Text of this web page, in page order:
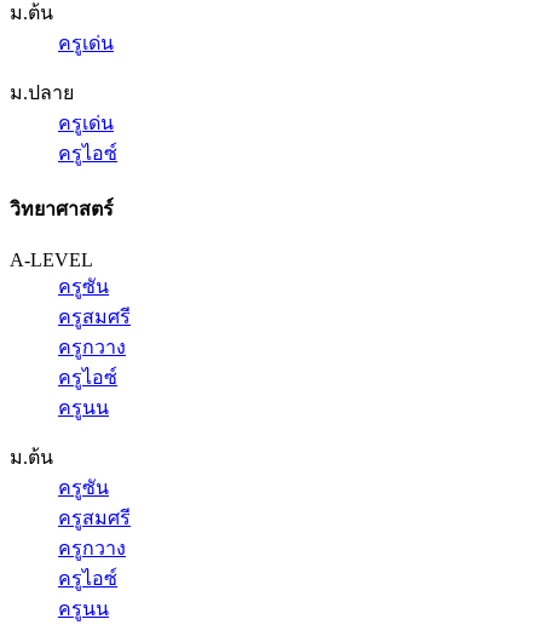
ม.ต้น
ครูเด่น
ม.ปลาย
ครูเด่น
ครูไอซ์
วิทยาศาสตร์
A-LEVEL
ครูซัน
ครูสมศรี
ครูกวาง
ครูไอซ์
ครูนน
ม.ต้น
ครูซัน
ครูสมศรี
ครูกวาง
ครูไอซ์
ครูนน